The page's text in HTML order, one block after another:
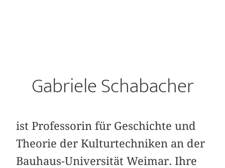
Gabriele Schabacher
ist Professorin für Geschichte und
Theorie der Kulturtechniken an der
Bauhaus-Universität Weimar. Ihre